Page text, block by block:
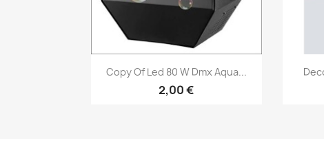
Vorschau
Copy Of Led 80 W Dmx Aqua...
2,00 €